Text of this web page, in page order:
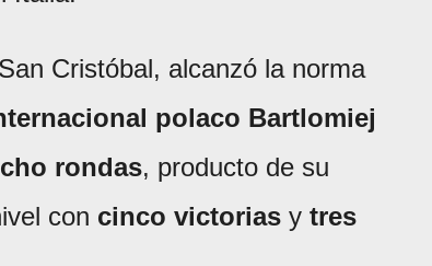
Cristóbal, alcanzó la norma
polaco Bartlomiej
rondas, producto de su
con cinco victorias y tres